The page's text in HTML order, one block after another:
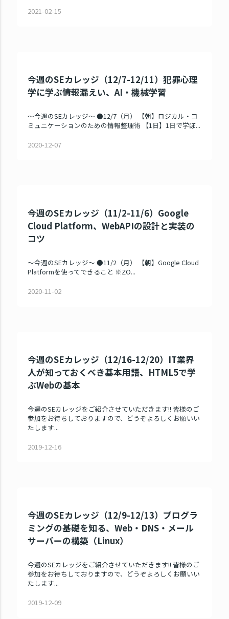
2021-02-15
今週のSEカレッジ（12/7-12/11）犯罪心理
学に学ぶ情報漏えい、AI・機械学習
～今週のSEカレッジ～ ●12/7（月） 【朝】ロジカル・コ
ミュニケーションのための情報整理術 【1日】1日で学ぼ...
2020-12-07
今週のSEカレッジ（11/2-11/6）Google
Cloud Platform、WebAPIの設計と実装の
コツ
～今週のSEカレッジ～ ●11/2（月） 【朝】Google Cloud
Platformを使ってできること ※ZO...
2020-11-02
今週のSEカレッジ（12/16-12/20）IT業界
人が知っておくべき基本用語、HTML5で学
ぶWebの基本
今週のSEカレッジをご紹介させていただきます!! 皆様のご
参加をお待ちしておりますので、どうぞよろしくお願いい
たします...
2019-12-16
今週のSEカレッジ（12/9-12/13）プログラ
ミングの基礎を知る、Web・DNS・メール
サーバーの構築（Linux）
今週のSEカレッジをご紹介させていただきます!! 皆様のご
参加をお待ちしておりますので、どうぞよろしくお願いい
たします...
2019-12-09